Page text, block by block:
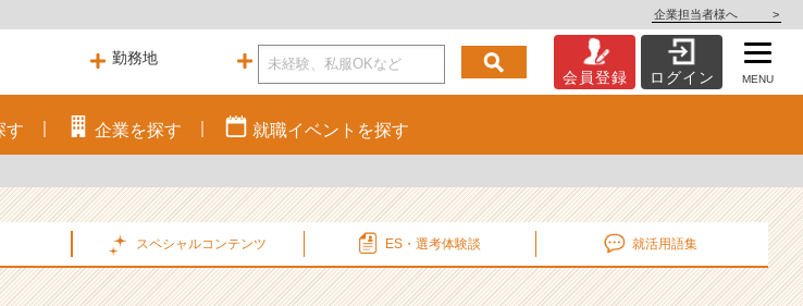
企業担当者様へ >
会員登録 ログイン MENU
す 企業を探す 就職イベント を探す
スペシャルコンテンツ ES・選考体験談 就活用語集